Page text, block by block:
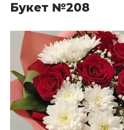
Букет №208